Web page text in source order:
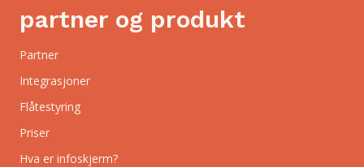
partner og produkt
Partner
Integrasjoner
Flåtestyring
Priser
Hva er infoskjerm?